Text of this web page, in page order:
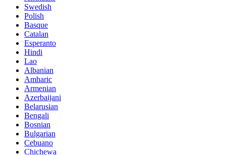
Swedish
Polish
Basque
Catalan
Esperanto
Hindi
Lao
Albanian
Amharic
Armenian
Azerbaijani
Belarusian
Bengali
Bosnian
Bulgarian
Cebuano
Chichewa